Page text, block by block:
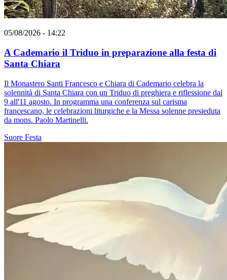
05/08/2026 - 14:22
A Cademario il Triduo in preparazione alla festa di
Santa Chiara
Il Monastero Santi Francesco e Chiara di Cademario celebra la
solennità di Santa Chiara con un Triduo di preghiera e riflessione dal
9 all'11 agosto. In programma una conferenza sul carisma
francescano, le celebrazioni liturgiche e la Messa solenne presieduta
da mons. Paolo Martinelli.
Suore Festa